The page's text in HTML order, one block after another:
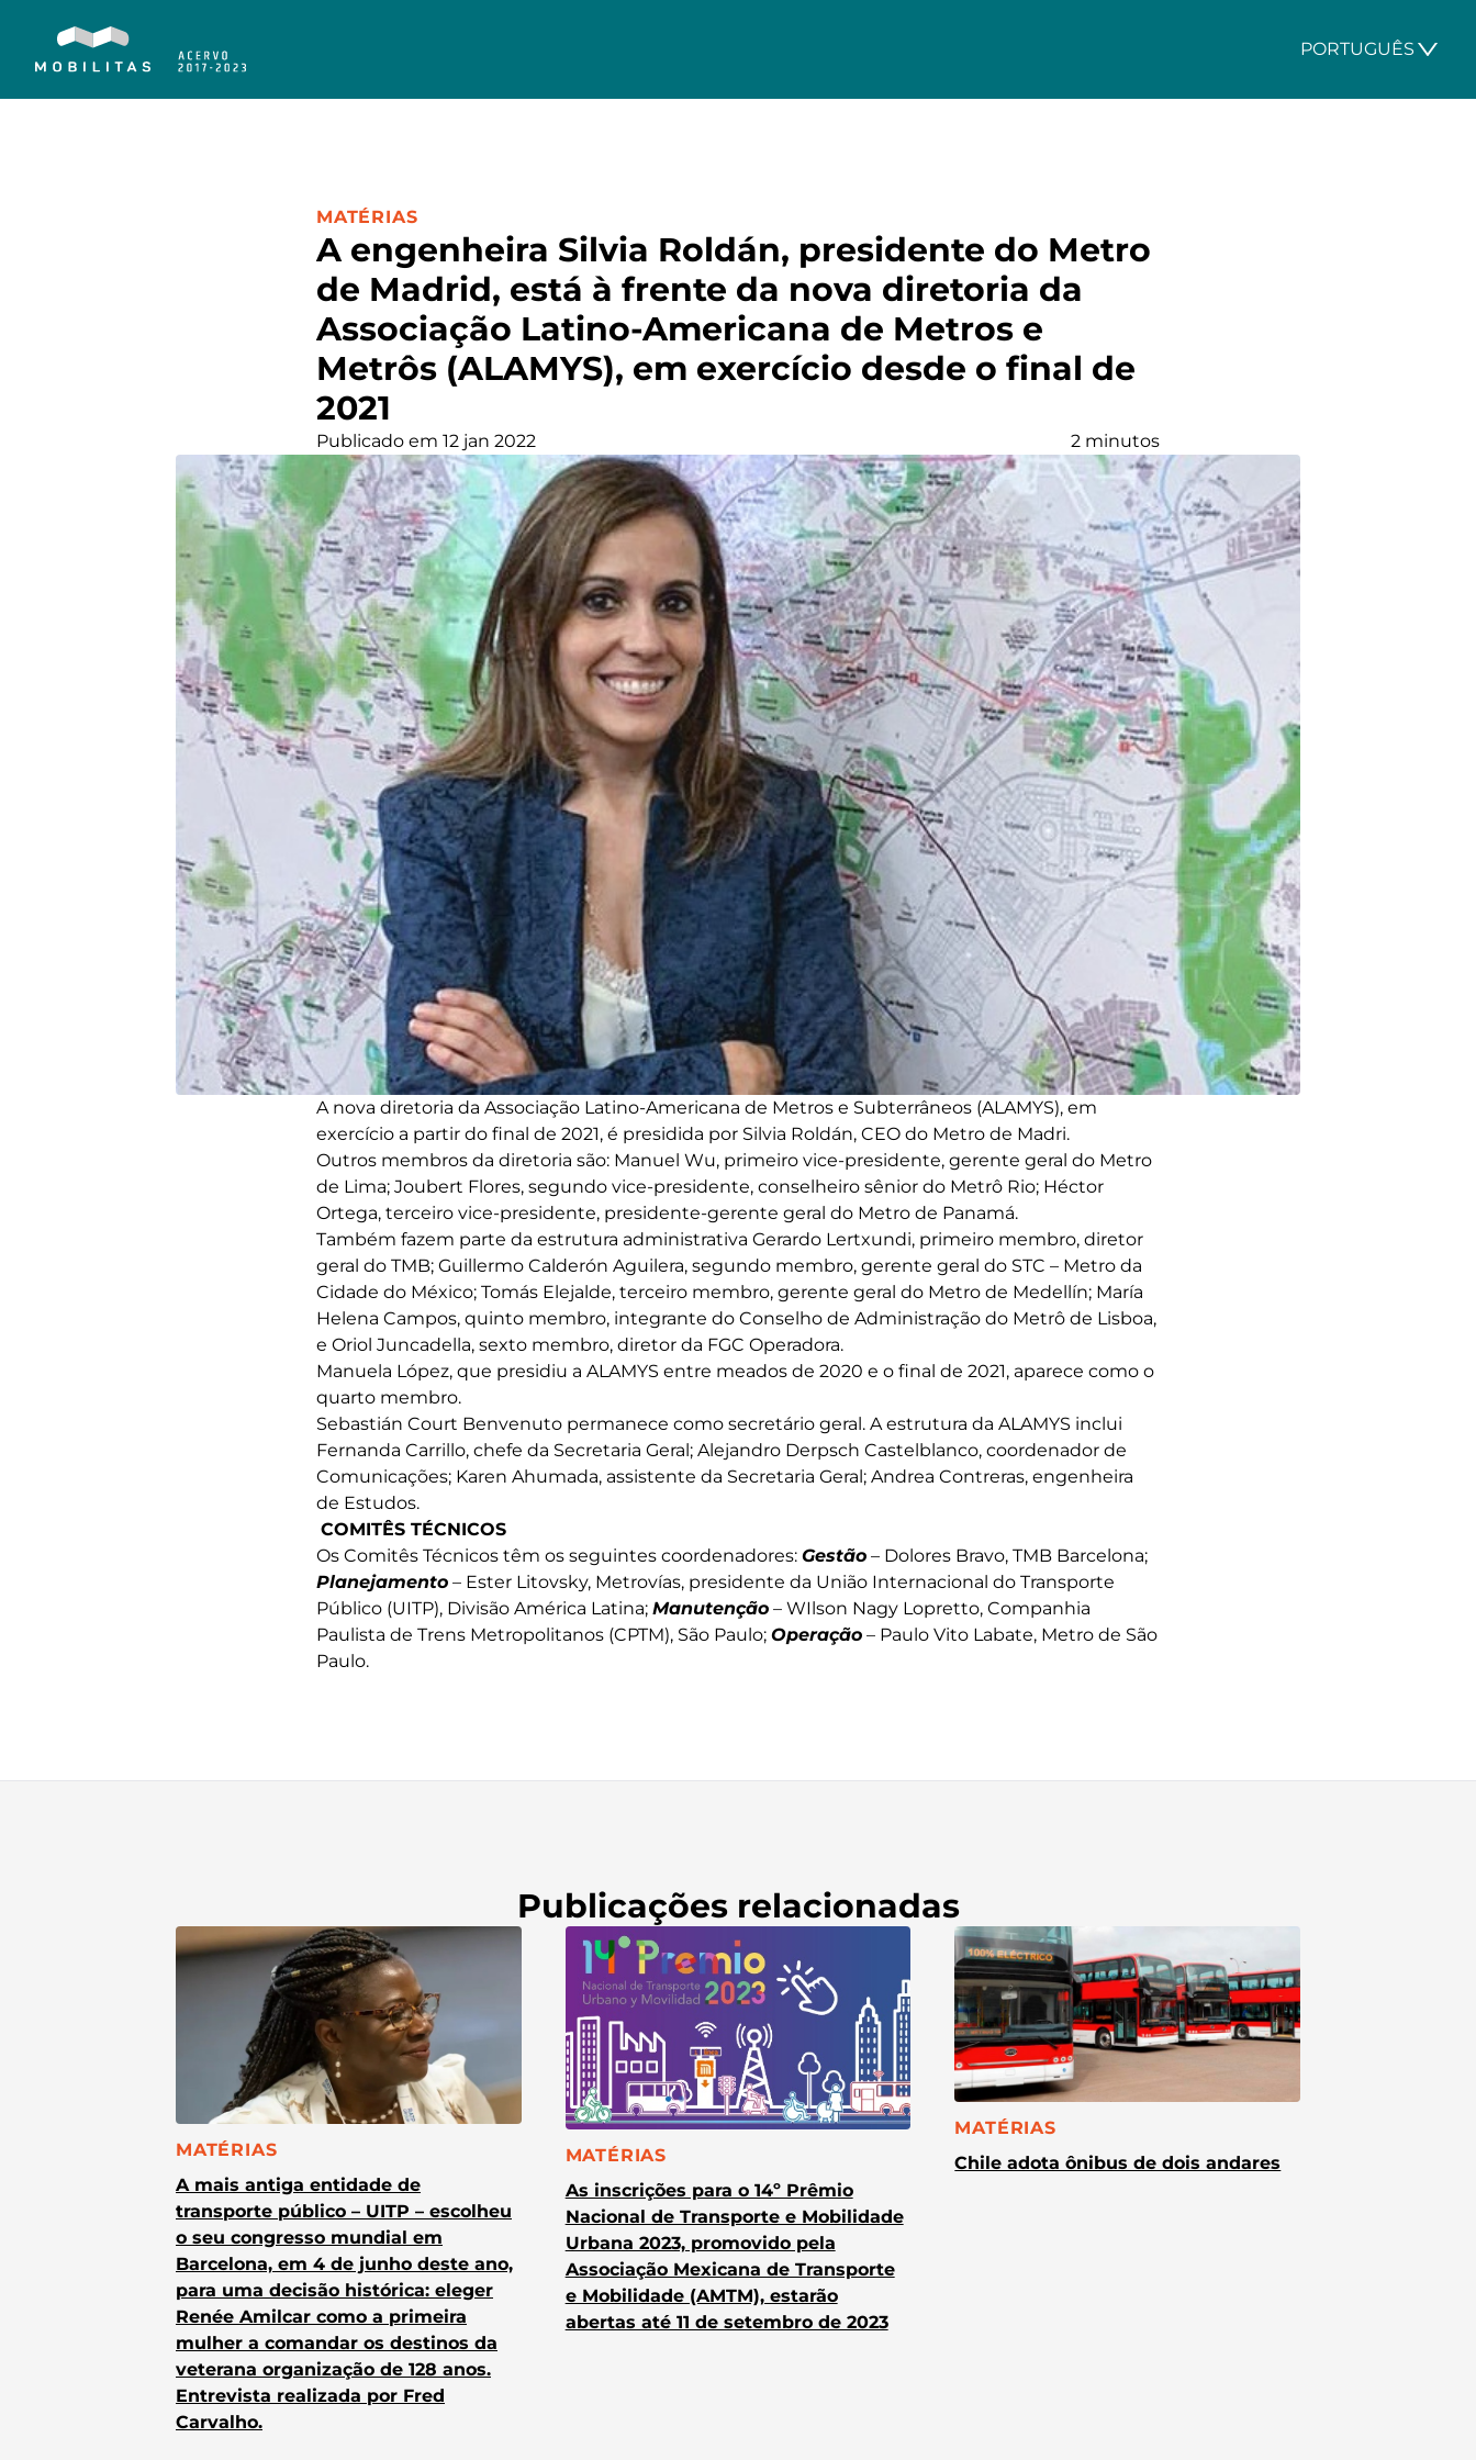
PORTUGUÊS
A engenheira Silvia Roldán, presidente do Metro
de Madrid, está à frente da nova diretoria da
Associação Latino-Americana de Metros e
Metrôs (ALAMYS), em exercício desde o final de
2021
CATEGORIA:
MATÉRIAS
Publicado em 12 jan 2022 2 minutos
A nova diretoria da Associação Latino-Americana de Metros e Subterrâneos (ALAMYS), em
exercício a partir do final de 2021, é presidida por Silvia Roldán, CEO do Metro de Madri.
Outros membros da diretoria são: Manuel Wu, primeiro vice-presidente, gerente geral do Metro
de Lima; Joubert Flores, segundo vice-presidente, conselheiro sênior do Metrô Rio; Héctor
Ortega, terceiro vice-presidente, presidente-gerente geral do Metro de Panamá.
Também fazem parte da estrutura administrativa Gerardo Lertxundi, primeiro membro, diretor
geral do TMB; Guillermo Calderón Aguilera, segundo membro, gerente geral do STC – Metro da
Cidade do México; Tomás Elejalde, terceiro membro, gerente geral do Metro de Medellín; María
Helena Campos, quinto membro, integrante do Conselho de Administração do Metrô de Lisboa,
e Oriol Juncadella, sexto membro, diretor da FGC Operadora.
Manuela López, que presidiu a ALAMYS entre meados de 2020 e o final de 2021, aparece como o
quarto membro.
Sebastián Court Benvenuto permanece como secretário geral. A estrutura da ALAMYS inclui
Fernanda Carrillo, chefe da Secretaria Geral; Alejandro Derpsch Castelblanco, coordenador de
Comunicações; Karen Ahumada, assistente da Secretaria Geral; Andrea Contreras, engenheira
de Estudos.
COMITÊS TÉCNICOS
Os Comitês Técnicos têm os seguintes coordenadores: Gestão – Dolores Bravo, TMB Barcelona;
Planejamento – Ester Litovsky, Metrovías, presidente da União Internacional do Transporte
Público (UITP), Divisão América Latina; Manutenção – WIlson Nagy Lopretto, Companhia
Paulista de Trens Metropolitanos (CPTM), São Paulo; Operação – Paulo Vito Labate, Metro de São
Paulo.
Publicações relacionadas
CATEGORIA:
MATÉRIAS
A mais antiga entidade de
transporte público – UITP – escolheu
o seu congresso mundial em
Barcelona, em 4 de junho deste ano,
para uma decisão histórica: eleger
Renée Amilcar como a primeira
mulher a comandar os destinos da
veterana organização de 128 anos.
Entrevista realizada por Fred
Carvalho.
CATEGORIA:
MATÉRIAS
As inscrições para o 14º Prêmio
Nacional de Transporte e Mobilidade
Urbana 2023, promovido pela
Associação Mexicana de Transporte
e Mobilidade (AMTM), estarão
abertas até 11 de setembro de 2023
CATEGORIA:
MATÉRIAS
Chile adota ônibus de dois andares